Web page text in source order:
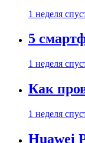
1 неделя
5
1 неделя
Как
1 неделя
Huawei